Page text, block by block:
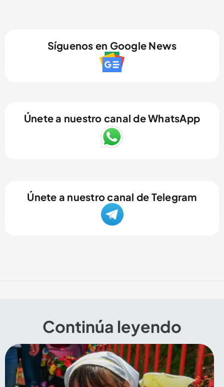
Síguenos en Google News
Únete a nuestro canal de WhatsApp
Únete a nuestro canal de Telegram
Continúa leyendo